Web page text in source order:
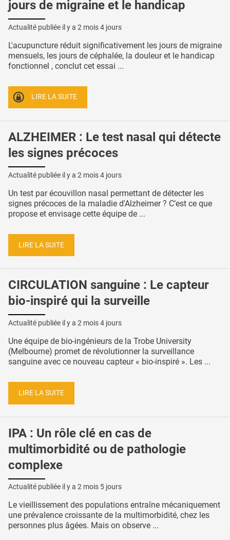
jours de migraine et le handicap
Actualité publiée il y a 2 mois 4 jours
L'acupuncture réduit significativement les jours de migraine
mensuels, les jours de céphalée, la douleur et le handicap
fonctionnel , conclut cet essai ...
LIRE LA SUITE
ALZHEIMER : Le test nasal qui détecte
les signes précoces
Actualité publiée il y a 2 mois 4 jours
Un test par écouvillon nasal permettant de détecter les
signes précoces de la maladie d'Alzheimer ? C’est ce que
propose et envisage cette équipe de ...
LIRE LA SUITE
CIRCULATION sanguine : Le capteur
bio-inspiré qui la surveille
Actualité publiée il y a 2 mois 4 jours
Une équipe de bio-ingénieurs de la Trobe University
(Melbourne) promet de révolutionner la surveillance
sanguine avec ce nouveau capteur « bio-inspiré ». Les ...
LIRE LA SUITE
IPA : Un rôle clé en cas de
multimorbidité ou de pathologie
complexe
Actualité publiée il y a 2 mois 5 jours
Le vieillissement des populations entraîne mécaniquement
une prévalence croissante de la multimorbidité, chez les
personnes plus âgées. Mais on observe ...